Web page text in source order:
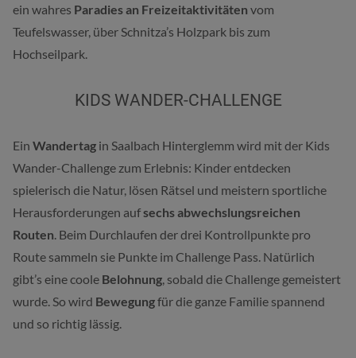
ein wahres Paradies an Freizeitaktivitäten vom
Teufelswasser, über Schnitza’s Holzpark bis zum
Hochseilpark.
KIDS WANDER-CHALLENGE
Ein Wandertag in Saalbach Hinterglemm wird mit der Kids
Wander-Challenge zum Erlebnis: Kinder entdecken
spielerisch die Natur, lösen Rätsel und meistern sportliche
Herausforderungen aufsechs abwechslungsreichen
Routen . Beim Durchlaufen der drei Kontrollpunkte pro
Route sammeln sie Punkte im Challenge Pass. Natürlich
gibt’s eine coole Belohnung , sobald die Challenge gemeistert
wurde. So wird Bewegungfür die ganze Familie spannend
und so richtig lässig.